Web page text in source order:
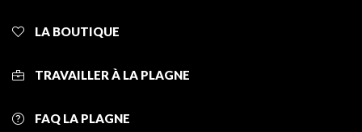
LA BOUTIQUE
TRAVAILLER À LA PLAGNE
FAQ LA PLAGNE